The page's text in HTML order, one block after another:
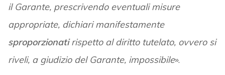
il Garante, prescrivendo eventuali misure
appropriate, dichiari manifestamente
sproporzionatirispetto al diritto tutelato, ovvero si
riveli, a giudizio del Garante, impossibile».